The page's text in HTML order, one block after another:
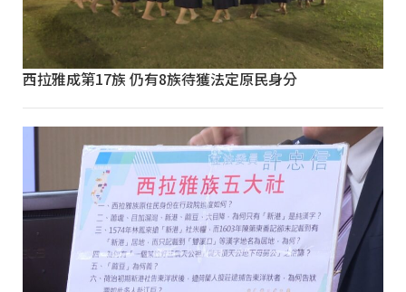
西拉雅成第17族 仍有8族待獲法定原民身分